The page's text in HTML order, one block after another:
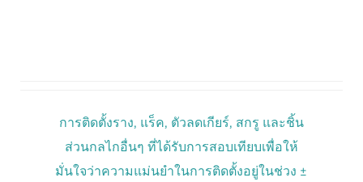
การติดตั้งราง, แร็ค, ตัวลดเกียร์, สกรู และชิ้น
ส่วนกลไกอื่นๆ ที่ได้รับการสอบเทียบเพื่อให้
มั่นใจว่าความแม่นยำในการติดตั้งอยู่ในช่วง ±